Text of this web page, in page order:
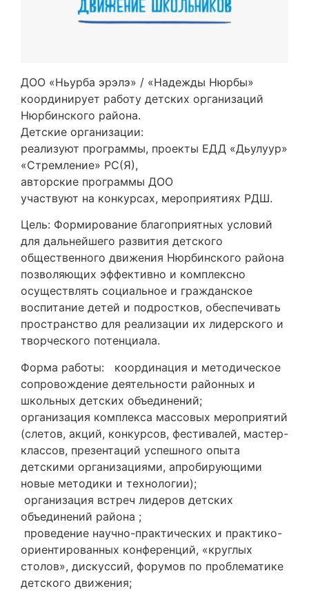
ДОО «Ньурба эрэлэ» / «Надежды Нюрбы»
координирует работу детских организаций
Нюрбинского района.
Детские организации:
реализуют программы, проекты ЕДД «Дьулуур»
«Стремление» РС(Я),
авторские программы ДОО
участвуют на конкурсах, мероприятиях РДШ.
Цель: Формирование благоприятных условий
для дальнейшего развития детского
общественного движения Нюрбинского района
позволяющих эффективно и комплексно
осуществлять социальное и гражданское
воспитание детей и подростков, обеспечивать
пространство для реализации их лидерского и
творческого потенциала.
Форма работы: координация и методическое
сопровождение деятельности районных и
школьных детских объединений;
организация комплекса массовых мероприятий
(слетов, акций, конкурсов, фестивалей, мастер-
классов, презентаций успешного опыта
детскими организациями, апробирующими
новые методики и технологии);
организация встреч лидеров детских
объединений района ;
проведение научно-практических и практико-
ориентированных конференций, «круглых
столов», дискуссий, форумов по проблематике
детского движения;